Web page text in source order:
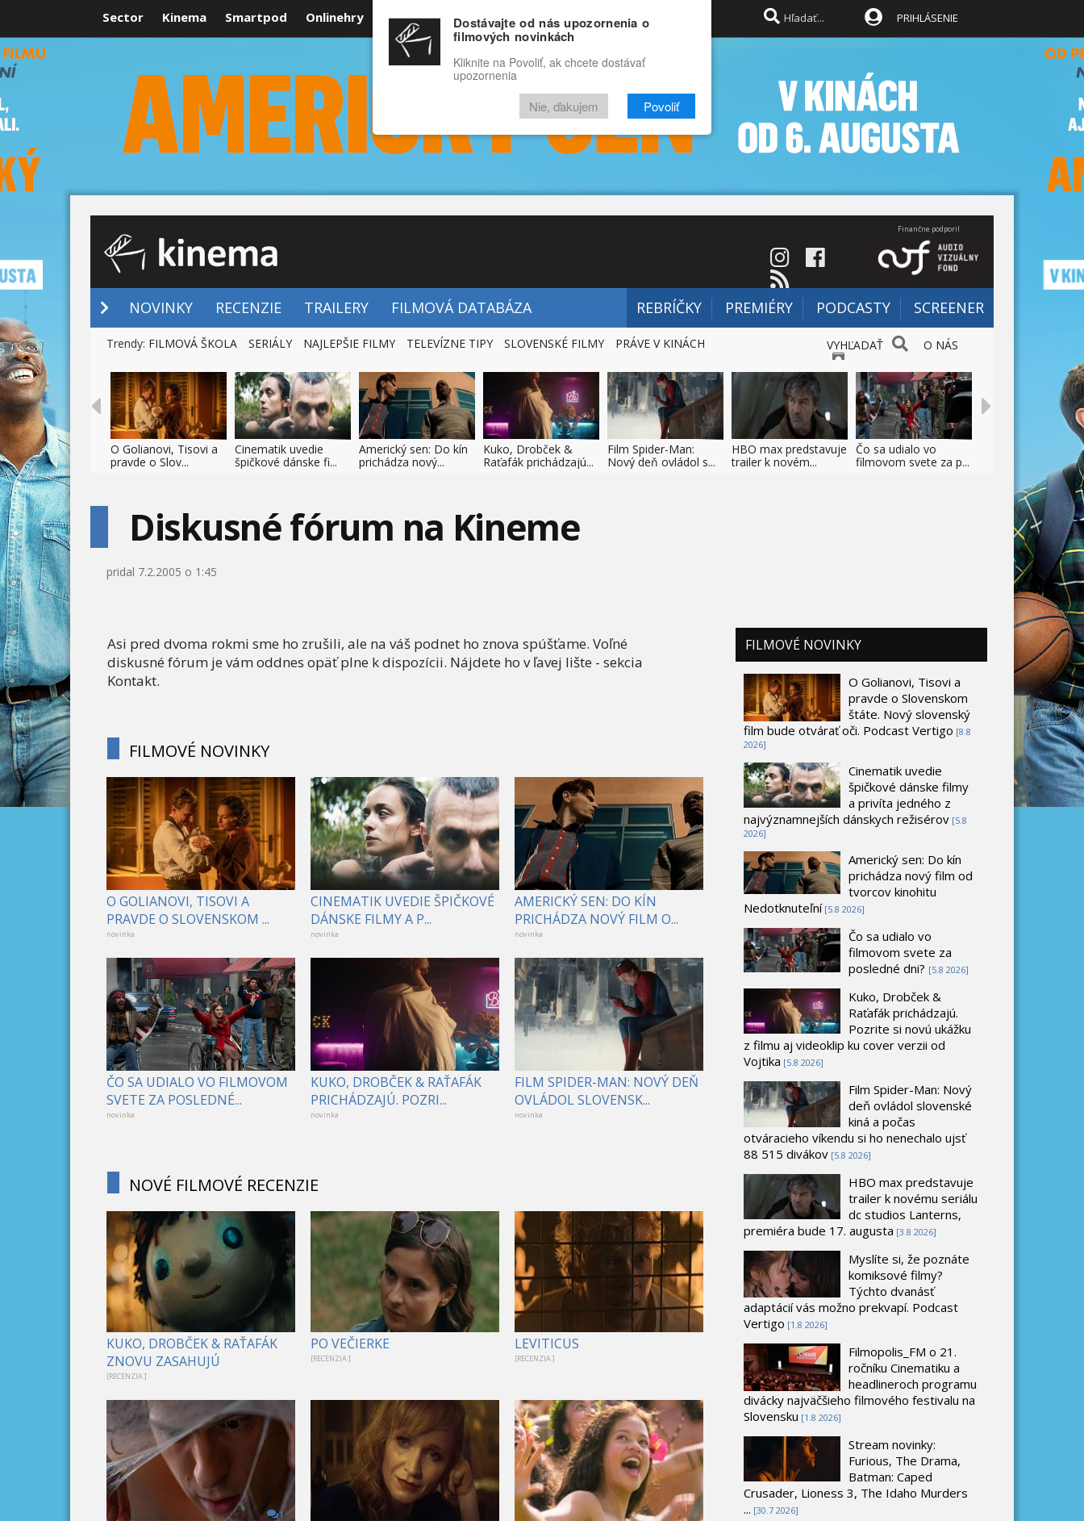
Sector Kinema Smartpod Onlinehry Rozprávky Funny Docu
RECENZIE VIDEÁ FILMY
PRIHLÁSENIE
Finančne podporil
NOVINKY RECENZIE TRAILERY FILMOVÁ DATABÁZA REBRÍČKY PREMIÉRY PODCASTY SCREENER
VYHĽADAŤ O NÁS
Trendy: FILMOVÁ ŠKOLA SERIÁLY NAJLEPŠIE FILMY TELEVÍZNE TIPY SLOVENSKÉ FILMY PRÁVE V KINÁCH
O Golianovi, Tisovi a
pravde o Slov...
Cinematik uvedie
špičkové dánske fi...
Americký sen: Do kín
prichádza nový...
Kuko, Drobček &
Raťafák prichádzajú...
Film Spider-Man:
Nový deň ovládol s...
HBO max predstavuje
trailer k novém...
Čo sa udialo vo
filmovom svete za p...
Diskusné fórum na Kineme
pridal 7.2.2005 o 1:45
Asi pred dvoma rokmi sme ho zrušili, ale na váš podnet ho znova spúšťame. Voľné
diskusné fórum je vám oddnes opäť plne k dispozícii. Nájdete ho v ľavej lište - sekcia
Kontakt.
FILMOVÉ NOVINKY
O GOLIANOVI, TISOVI A
PRAVDE O SLOVENSKOM ...
novinka
CINEMATIK UVEDIE ŠPIČKOVÉ
DÁNSKE FILMY A P...
novinka
AMERICKÝ SEN: DO KÍN
PRICHÁDZA NOVÝ FILM O...
novinka
ČO SA UDIALO VO FILMOVOM
SVETE ZA POSLEDNÉ...
novinka
KUKO, DROBČEK & RAŤAFÁK
PRICHÁDZAJÚ. POZRI...
novinka
FILM SPIDER-MAN: NOVÝ DEŇ
OVLÁDOL SLOVENSK...
novinka
NOVÉ FILMOVÉ RECENZIE
KUKO, DROBČEK & RAŤAFÁK
ZNOVU ZASAHUJÚ
[RECENZIA ]
PO VEČIERKE
[RECENZIA ]
LEVITICUS
[RECENZIA ]
1
FILMOVÉ NOVINKY
O Golianovi, Tisovi a
pravde o Slovenskom
štáte. Nový slovenský
film bude otvárať oči. Podcast Vertigo [8.8
2026]
Cinematik uvedie
špičkové dánske filmy
a privíta jedného z
najvýznamnejších dánskych režisérov [5.8
2026]
Americký sen: Do kín
prichádza nový film od
tvorcov kinohitu
Nedotknuteľní [5.8 2026]
Čo sa udialo vo
filmovom svete za
posledné dni? [5.8 2026]
Kuko, Drobček &
Raťafák prichádzajú.
Pozrite si novú ukážku
z filmu aj videoklip ku cover verzii od
Vojtika [5.8 2026]
Film Spider-Man: Nový
deň ovládol slovenské
kiná a počas
otváracieho víkendu si ho nenechalo ujsť
88 515 divákov [5.8 2026]
HBO max predstavuje
trailer k novému seriálu
dc studios Lanterns,
premiéra bude 17. augusta [3.8 2026]
Myslíte si, že poznáte
komiksové filmy?
Týchto dvanásť
adaptácií vás možno prekvapí. Podcast
Vertigo [1.8 2026]
Filmopolis_FM o 21.
ročníku Cinematiku a
headlineroch programu
divácky najväčšieho filmového festivalu na
Slovensku [1.8 2026]
Stream novinky:
Furious, The Drama,
Batman: Caped
Crusader, Lioness 3, The Idaho Murders
... [30.7 2026]
Dostávajte od nás upozornenia o
filmových novinkách
Kliknite na Povoliť, ak chcete dostávať
upozornenia
Nie, ďakujem Povoliť